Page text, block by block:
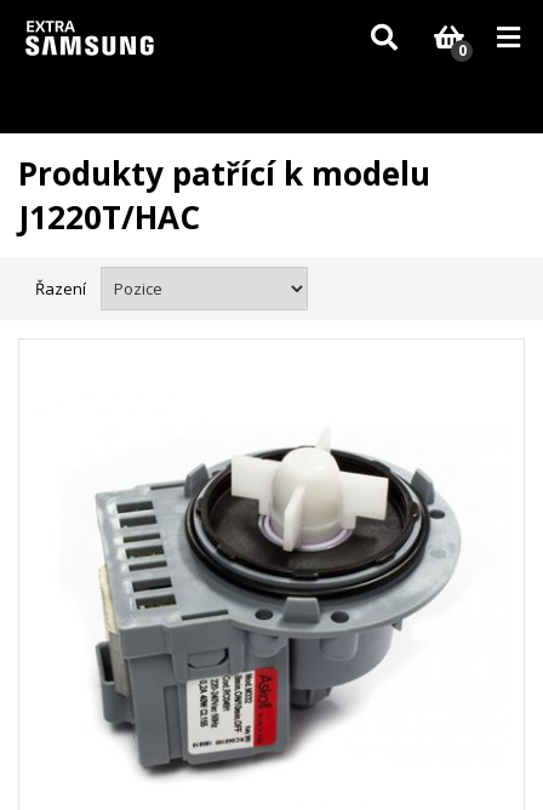
Vzhledem k aktuální situaci se může dodání dílů, které nejsou skladem,
zpozdit. Děkujeme za pochopení.
0
Produkty patřící k modelu
J1220T/HAC
Řazení